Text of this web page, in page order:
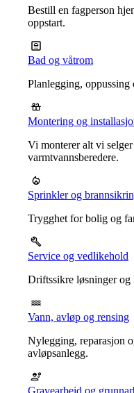
Bestill en fagperson
oppstart.
Bad og våtrom
Planlegging,
Montering og
Vi monterer alt vi
varmtvannsberedere.
Sprinkler og
Trygghet for bolig og
Service og vedlikehold
Driftssikre løsninger og
Vann, avløp og rensing
Nylegging, reparasjon
avløpsanlegg.
Gravearbeid og